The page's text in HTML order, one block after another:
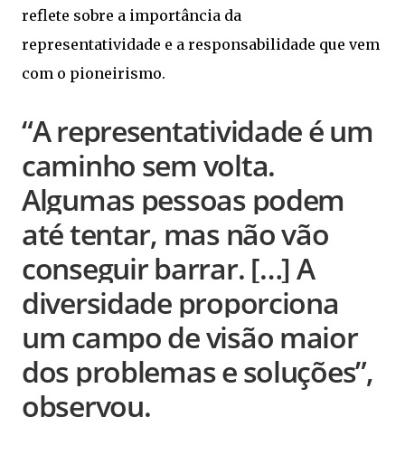
reflete sobre a importância da
representatividade e a responsabilidade que vem
com o pioneirismo.
“A representatividade é um
caminho sem volta.
Algumas pessoas podem
até tentar, mas não vão
conseguir barrar. […] A
diversidade proporciona
um campo de visão maior
dos problemas e soluções”,
observou.